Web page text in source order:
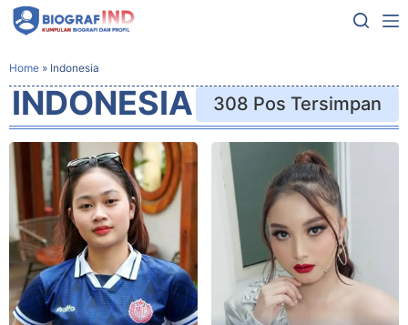
Home » Indonesia
INDONESIA 308 Pos Tersimpan